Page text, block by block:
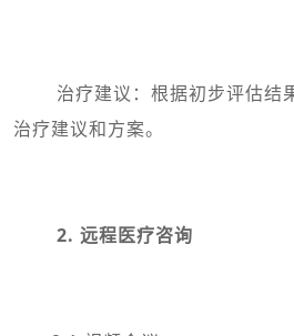
治疗建议：根据初步评估结
治疗建议和方案。
2. 远程医疗咨询